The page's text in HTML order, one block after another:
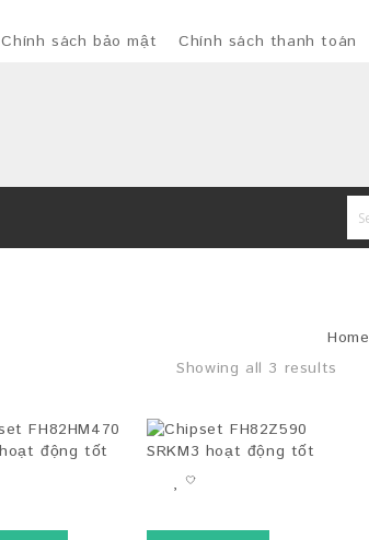
Chính sách bảo mật Chính sách thanh toán
Home
Showing all 3 results